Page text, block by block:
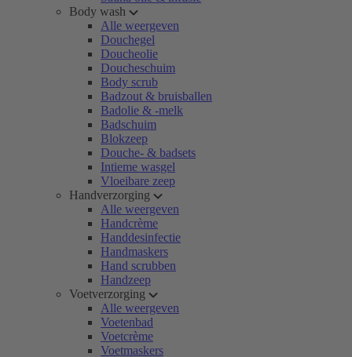
Body wash
Alle weergeven
Douchegel
Doucheolie
Doucheschuim
Body scrub
Badzout & bruisballen
Badolie & -melk
Badschuim
Blokzeep
Douche- & badsets
Intieme wasgel
Vloeibare zeep
Handverzorging
Alle weergeven
Handcrème
Handdesinfectie
Handmaskers
Hand scrubben
Handzeep
Voetverzorging
Alle weergeven
Voetenbad
Voetcrème
Voetmaskers